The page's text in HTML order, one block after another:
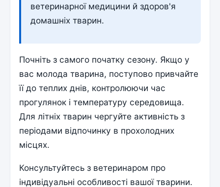
ветеринарної медицини й здоров'я
домашніх тварин.
Почніть з самого початку сезону. Якщо у
вас молода тварина, поступово привчайте
її до теплих днів, контролюючи час
прогулянок і температуру середовища.
Для літніх тварин чергуйте активність з
періодами відпочинку в прохолодних
місцях.
Консультуйтесь з ветеринаром про
індивідуальні особливості вашої тварини.